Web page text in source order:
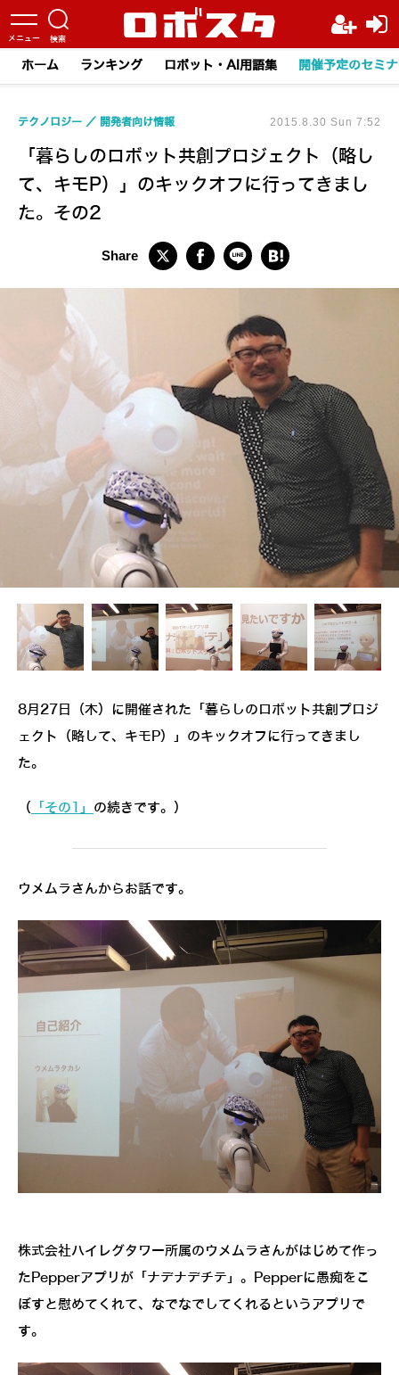
ホーム ランキング ロボット・AI用語集 開催予定のセミ
「暮らしのロボット共創プロジェクト（略し
て、キモP）」のキックオフに行ってきまし
た。その2
テクノロジー 開発者向け情報 2015.8.30 Sun 7:52
8月27日（木）に開催された「暮らしのロボット共創プロジ
ェクト（略して、キモP）」のキックオフに行ってきまし
た。
（ 「その1」 の続きです。）
ウメムラさんからお話です。
株式会社ハイレグタワー所属のウメムラさんがはじめて作っ
たPepperアプリが「ナデナデチテ」。Pepperに愚痴をこ
ぼすと慰めてくれて、なでなでしてくれるというアプリで
す。